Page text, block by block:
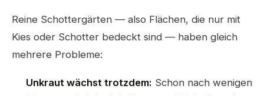
Reine Schottergärten — also Flächen, die nur mit
Kies oder Schotter bedeckt sind — haben gleich
mehrere Probleme:
Unkraut wächst trotzdem: Schon nach wenigen